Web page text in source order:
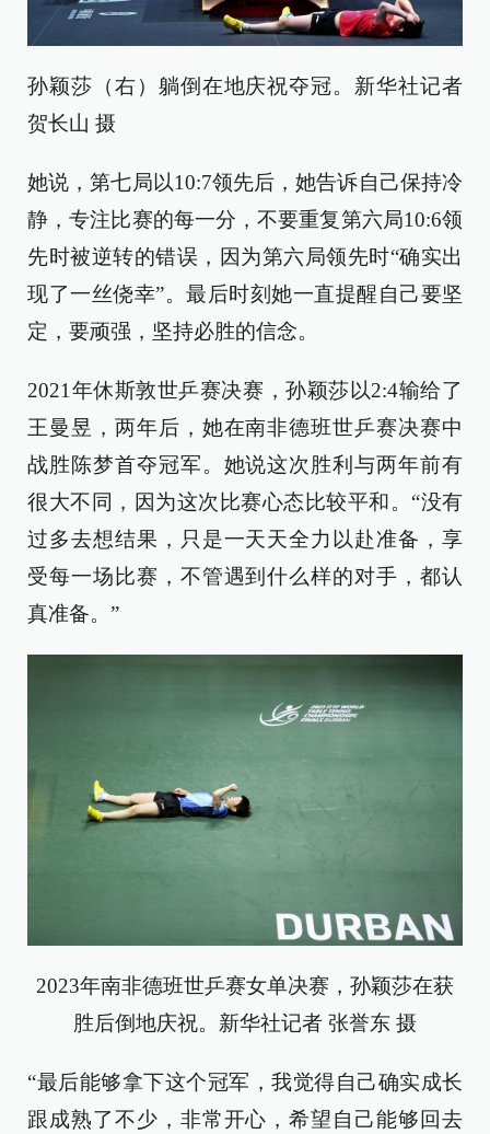
孙颖莎（右）躺倒在地庆祝夺冠。新华社记者
贺长山 摄
她说，第七局以10:7领先后，她告诉自己保持冷
静，专注比赛的每一分，不要重复第六局10:6领
先时被逆转的错误，因为第六局领先时“确实出
现了一丝侥幸”。最后时刻她一直提醒自己要坚
定，要顽强，坚持必胜的信念。
2021年休斯敦世乒赛决赛，孙颖莎以2:4输给了
王曼昱，两年后，她在南非德班世乒赛决赛中
战胜陈梦首夺冠军。她说这次胜利与两年前有
很大不同，因为这次比赛心态比较平和。“没有
过多去想结果，只是一天天全力以赴准备，享
受每一场比赛，不管遇到什么样的对手，都认
真准备。”
2023年南非德班世乒赛女单决赛，孙颖莎在获
胜后倒地庆祝。新华社记者 张誉东 摄
“最后能够拿下这个冠军，我觉得自己确实成长
跟成熟了不少，非常开心，希望自己能够回去